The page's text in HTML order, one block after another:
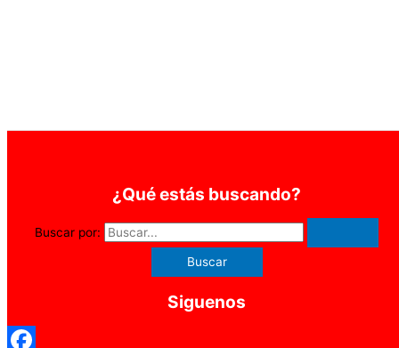
¿Qué estás buscando?
Buscar por:
Siguenos